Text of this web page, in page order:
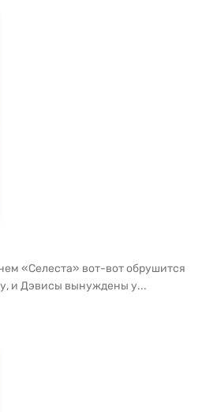
«Селеста» вот-вот обрушится
и Дэвисы вынуждены у...